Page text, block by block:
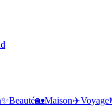
✨Beauté🏡Maison✈️Voyage